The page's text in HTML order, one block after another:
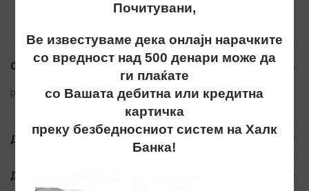
ОПИС
privrzok,privrzoci,
ДОПОЛНИТЕЛНИ ИНФОРМАЦИИ
ДОСТАВА
Почитувани,
Ве известуваме дека онлајн нарачките
со вредност над 500 денари може да
ги плаќате
со Вашата дебитна или кредитна
картичка
преку безбедносниот систем на Халк
Банка!